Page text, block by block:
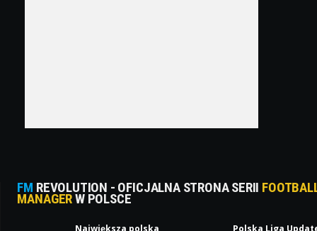
FM REVOLUTION - OFICJALNA STRONA SERII
MANAGERW POLSCE
Największa polska
Polska Liga